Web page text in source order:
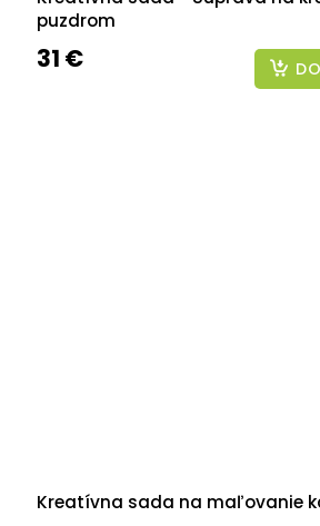
puzdrom
31 €
Kreatívna sada na maľovanie